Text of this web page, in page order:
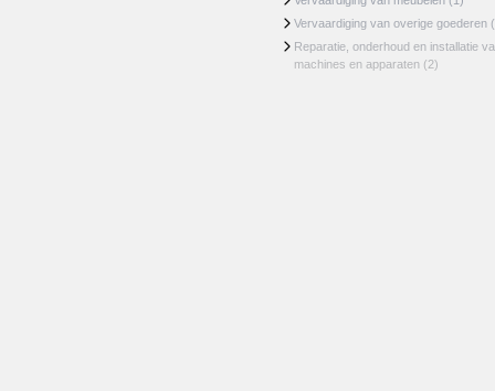
Vervaardiging van overige goederen
Reparatie, onderhoud en installatie
machines en apparaten (2)